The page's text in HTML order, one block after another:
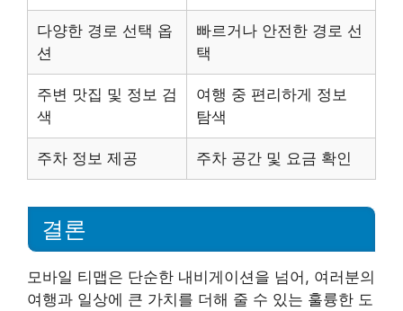
다양한 경로 선택 옵
션
빠르거나 안전한 경로 선
택
주변 맛집 및 정보 검
색
여행 중 편리하게 정보
탐색
주차 정보 제공 주차 공간 및 요금 확인
결론
모바일 티맵은 단순한 내비게이션을 넘어, 여러분의
여행과 일상에 큰 가치를 더해 줄 수 있는 훌륭한 도